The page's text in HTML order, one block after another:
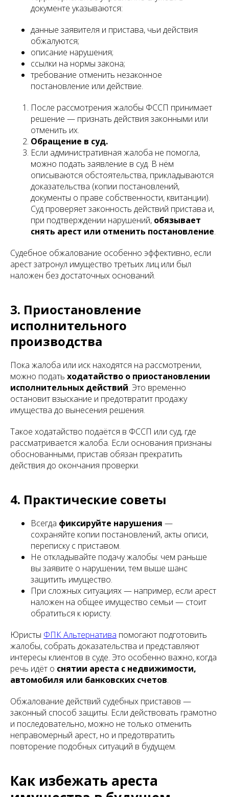
документе указываются:
данные заявителя и пристава, чьи действия
обжалуются;
описание нарушения;
ссылки на нормы закона;
требование отменить незаконное
постановление или действие.
После рассмотрения жалобы ФССП принимает
решение — признать действия законными или
отменить их.
Обращение в суд.
Если административная жалоба не помогла,
можно подать заявление в суд. В нём
описываются обстоятельства, прикладываются
доказательства (копии постановлений,
документы о праве собственности, квитанции).
Суд проверяет законность действий пристава и,
при подтверждении нарушений, обязывает
снять арест или отменить постановление.
Судебное обжалование особенно эффективно, если
арест затронул имущество третьих лиц или был
наложен без достаточных оснований.
3. Приостановление
исполнительного
производства
Пока жалоба или иск находятся на рассмотрении,
можно подать ходатайство о приостановлении
исполнительных действий. Это временно
остановит взыскание и предотвратит продажу
имущества до вынесения решения.
Такое ходатайство подаётся в ФССП или суд, где
рассматривается жалоба. Если основания признаны
обоснованными, пристав обязан прекратить
действия до окончания проверки.
4. Практические советы
Всегда фиксируйте нарушения —
сохраняйте копии постановлений, акты описи,
переписку с приставом.
Не откладывайте подачу жалобы: чем раньше
вы заявите о нарушении, тем выше шанс
защитить имущество.
При сложных ситуациях — например, если арест
наложен на общее имущество семьи — стоит
обратиться к юристу.
Юристы ФПК Альтернатива помогают подготовить
жалобы, собрать доказательства и представляют
интересы клиентов в суде. Это особенно важно, когда
речь идёт о снятии ареста с недвижимости,
автомобиля или банковских счетов.
Обжалование действий судебных приставов —
законный способ защиты. Если действовать грамотно
и последовательно, можно не только отменить
неправомерный арест, но и предотвратить
повторение подобных ситуаций в будущем.
Как избежать ареста